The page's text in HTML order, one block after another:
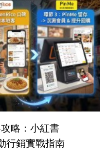
略：小紅書
行銷實戰指南